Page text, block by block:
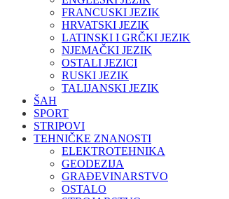
FRANCUSKI JEZIK
HRVATSKI JEZIK
LATINSKI I GRČKI JEZIK
NJEMAČKI JEZIK
OSTALI JEZICI
RUSKI JEZIK
TALIJANSKI JEZIK
ŠAH
SPORT
STRIPOVI
TEHNIČKE ZNANOSTI
ELEKTROTEHNIKA
GEODEZIJA
GRAĐEVINARSTVO
OSTALO